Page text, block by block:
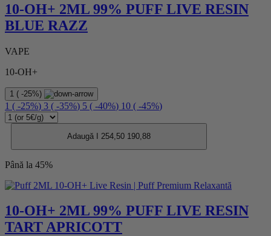
10-OH+ 2ML 99% PUFF LIVE RESIN
BLUE RAZZ
VAPE
10-OH+
1 ( -25%)
1 ( -25%) 3 ( -35%) 5 ( -40%) 10 ( -45%)
Adaugă I 254,50 190,88
Până la 45%
10-OH+ 2ML 99% PUFF LIVE RESIN
TART APRICOTT